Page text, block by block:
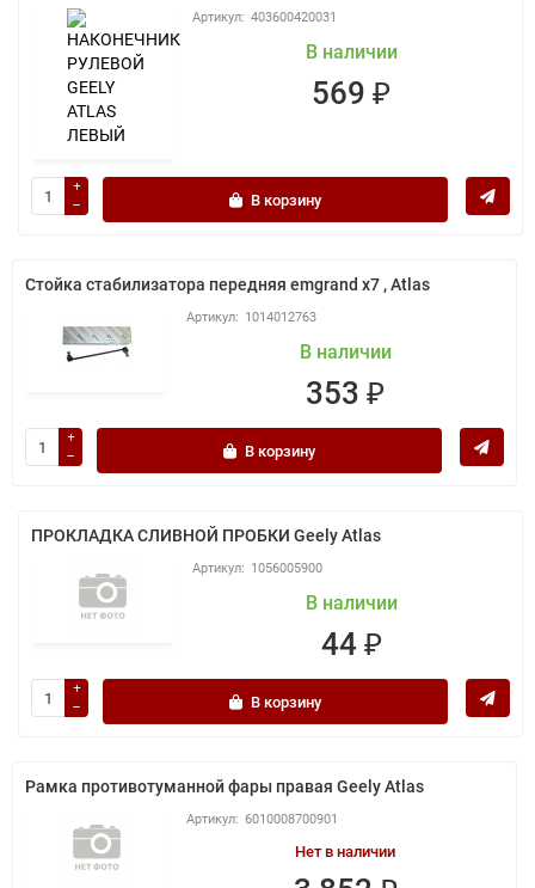
403600420031
В наличии
569 ₽
В корзину
Стойка стабилизатора передняя emgrand x7 , Atlas
1014012763
В наличии
353 ₽
В корзину
ПРОКЛАДКА СЛИВНОЙ ПРОБКИ Geely Atlas
1056005900
В наличии
44 ₽
В корзину
Рамка противотуманной фары правая Geely Atlas
6010008700901
Нет в наличии